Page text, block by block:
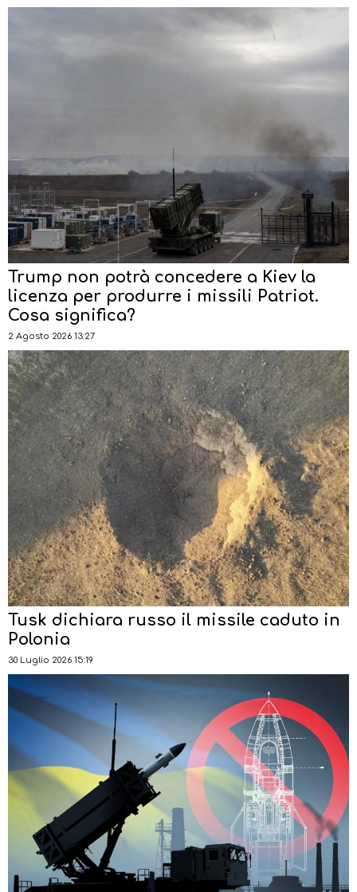
Trump non potrà concedere a Kiev la
licenza per produrre i missili Patriot.
Cosa significa?
2 Agosto 2026 13:27
Tusk dichiara russo il missile caduto in
Polonia
30 Luglio 2026 15:19